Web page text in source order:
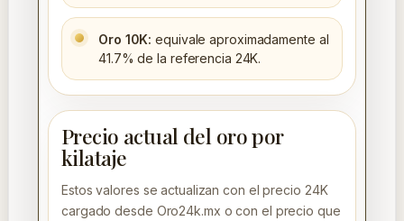
Oro 10K: equivale aproximadamente al
41.7% de la referencia 24K.
Precio actual del oro por
kilataje
Estos valores se actualizan con el precio 24K
cargado desde Oro24k.mx o con el precio que